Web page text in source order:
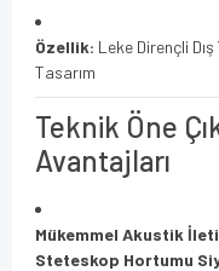
Özellik: Leke Dirençli
Tasarım
Teknik Öne
Avantajları
Mükemmel Akustik
Steteskop Hortumu